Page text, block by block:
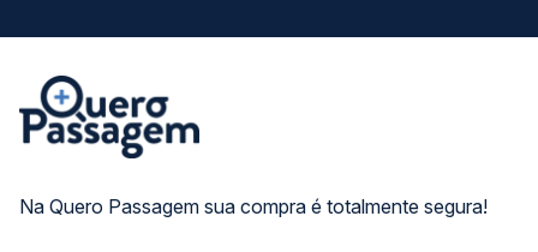
Na Quero Passagem sua compra é totalmente segura!